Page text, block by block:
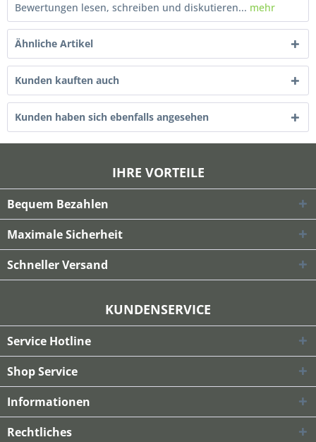
Bewertungen lesen, schreiben und diskutieren... mehr
Ähnliche Artikel
Kunden kauften auch
Kunden haben sich ebenfalls angesehen
IHRE VORTEILE
Bequem Bezahlen
Maximale Sicherheit
Schneller Versand
KUNDENSERVICE
Service Hotline
Shop Service
Informationen
Rechtliches